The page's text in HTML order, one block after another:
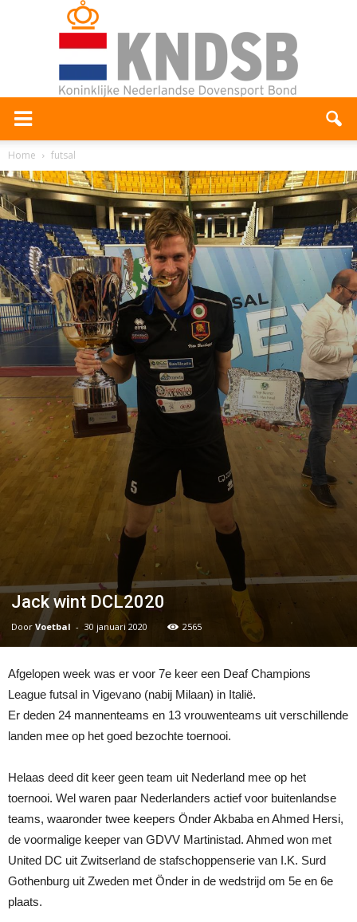
Home futsal
Jack wint DCL2020
Door Voetbal - 30 januari 2020 2565
Afgelopen week was er voor 7e keer een Deaf Champions
League futsal in Vigevano (nabij Milaan) in Italië.
Er deden 24 mannenteams en 13 vrouwenteams uit verschillende
landen mee op het goed bezochte toernooi.
Helaas deed dit keer geen team uit Nederland mee op het
toernooi. Wel waren paar Nederlanders actief voor buitenlandse
teams, waaronder twee keepers Önder Akbaba en Ahmed Hersi,
de voormalige keeper van GDVV Martinistad. Ahmed won met
United DC uit Zwitserland de stafschoppenserie van I.K. Surd
Gothenburg uit Zweden met Önder in de wedstrijd om 5e en 6e
plaats.